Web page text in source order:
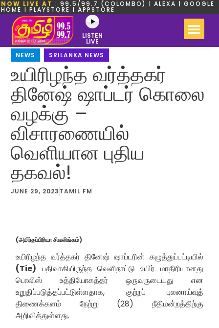
NOW LIVE AT : 99.5/99.7 (COLOMBO) | ALEXA | GOOGLE
HOME | PLAYSTORE | APPSTORE
LISTEN
LIVE
NEWS
SRILANKA NEWS
உயிரிழந்த வர்த்தகர்
தினேஷ் ஷாப்டர் கொலை
வழக்கு –
விசாரணையில்
வெளியான புதிய
தகவல்!
JUNE 29, 2023 TAMIL FM
(அமிர்தப்பிரியா சிவலிங்கம்)
உயிரிழந்த வர்த்தகர் தினேஷ் ஷாப்டரின் கழுத்துப்பட்டியில்
(Tie) பதிவாகியிருந்த வெளிநாட்டு உயிர் மாதிரியானது
பொலிஸ் உத்தியோகத்தர் ஒருவருடையது என
உறுதிப்படுத்தப்பட்டுள்ளதாக, குற்றப் புலனாய்வுத்
திணைக்களம் நேற்று (28) நீதிமன்றத்திற்கு
அறிவித்துள்ளது.